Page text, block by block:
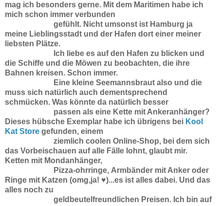
mag ich besonders gerne. Mit dem Maritimen habe ich
mich schon immer verbunden
gefühlt. Nicht umsonst ist Hamburg ja
meine Lieblingsstadt und der Hafen dort einer meiner
liebsten Plätze.
Ich liebe es auf den Hafen zu blicken und
die Schiffe und die Möwen zu beobachten, die ihre
Bahnen kreisen. Schon immer.
Eine kleine Seemannsbraut also und die
muss sich natürlich auch dementsprechend
schmücken. Was könnte da natürlich besser
passen als eine Kette mit Ankeranhänger?
Dieses hübsche Exemplar habe ich übrigens bei Kool
Kat Store gefunden, einem
ziemlich coolen Online-Shop, bei dem sich
das Vorbeischauen auf alle Fälle lohnt, glaubt mir.
Ketten mit Mondanhänger,
Pizza-ohrringe, Armbänder mit Anker oder
Ringe mit Katzen (omg,ja! ♥)...es ist alles dabei. Und das
alles noch zu
geldbeutelfreundlichen Preisen. Ich bin auf